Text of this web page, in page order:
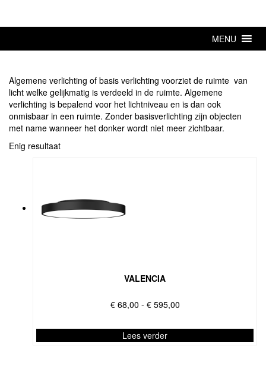
MENU
Algemene verlichting of basis verlichting voorziet de ruimte van
licht welke gelijkmatig is verdeeld in de ruimte. Algemene
verlichting is bepalend voor het lichtniveau en is dan ook
onmisbaar in een ruimte. Zonder basisverlichting zijn objecten
met name wanneer het donker wordt niet meer zichtbaar.
Enig resultaat
VALENCIA
€68,00 - €595,00Prijsklasse:
tot
€ 595,00
Lees verder